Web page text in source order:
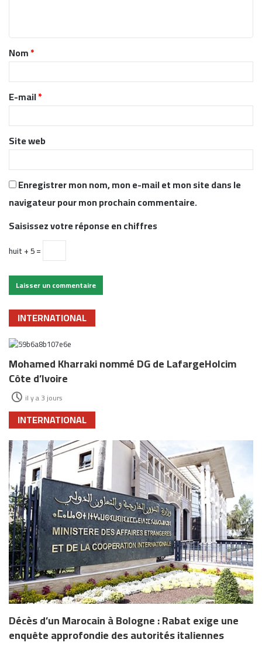
t
a
r
e
*
Nom*
E-mail*
Site web
Enregistrer mon nom, mon e-mail et mon site dans le
navigateur pour mon prochain commentaire.
Saisissez votre réponse en chiffres
huit + 5 =
INTERNATIONAL
Mohamed Kharraki nommé DG de LafargeHolcim
Côte d’Ivoire
il y a 3 jours
INTERNATIONAL
Décès d’un Marocain à Bologne : Rabat exige une
enquête approfondie des autorités italiennes